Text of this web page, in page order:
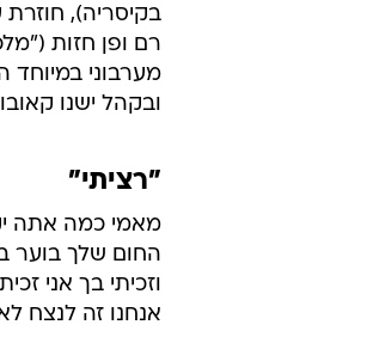
בקיסריה),
מערבוני
ובקהל ישנו
"רציתי"
מאמי כמה אתה
החום שלך בוער
וזכיתי בך אני
אנחנו זה לנצח